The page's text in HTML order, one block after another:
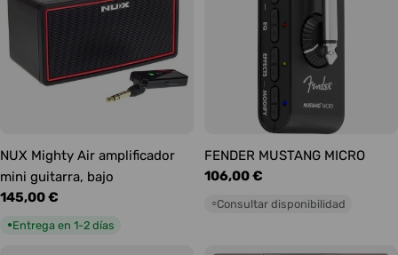
NUX Mighty Air amplificador
mini guitarra, bajo
Precio
145,00 €
●Entrega en 1-2 días
FENDER MUSTANG MICRO
Precio
106,00 €
○Consultar disponibilidad